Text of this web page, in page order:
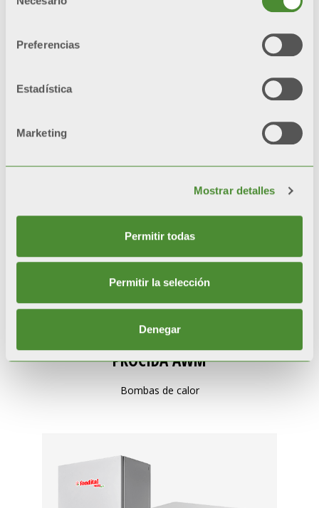
Preferencias
Estadística
Marketing
Mostrar detalles
Permitir todas
Permitir la selección
Denegar
PROCIDA AWM
Bombas de calor